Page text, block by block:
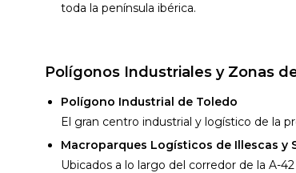
toda la península ibérica.
Polígonos Industriales y Zonas
Polígono Industrial de Toledo
El gran centro industrial y logístico de la
Macroparques Logísticos de Illescas y
Ubicados a lo largo del corredor de la A-